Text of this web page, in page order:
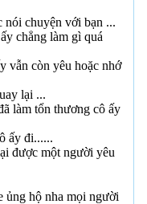
nói chuyện với bạn ...
chẳng làm gì quá
vẫn còn yêu hoặc nhớ
lại ...
làm tổn thương cô ấy
ấy đi......
được một người yêu
hộ nha mọi người